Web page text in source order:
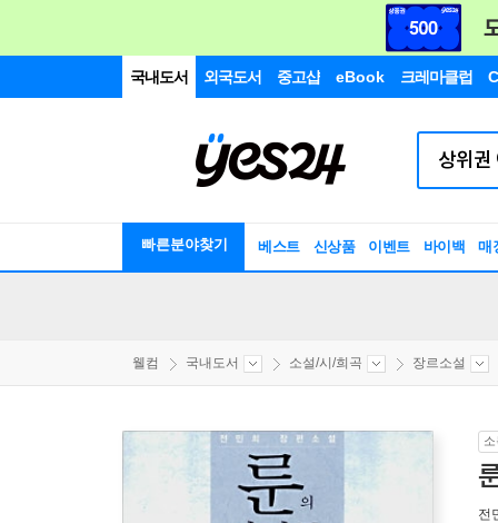
국내도서 외국도서 중고샵 eBook 크레마클럽
빠른분야찾기 베스트 신상품 이벤트 바이백 매
웰컴 국내도서 소설/시/희곡 장르소설
전